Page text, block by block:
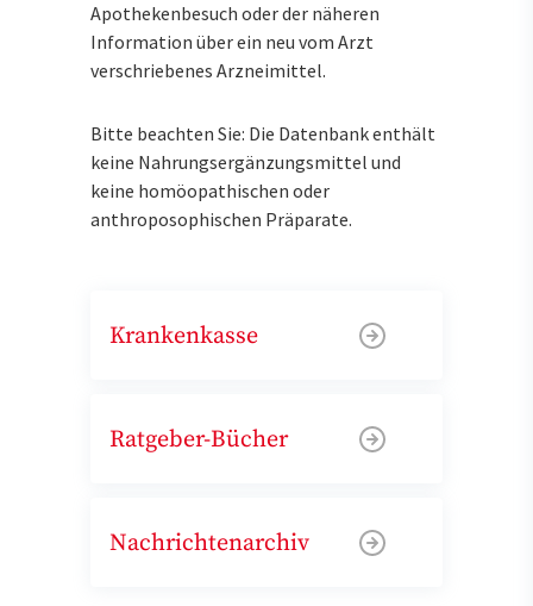
Apothekenbesuch oder der näheren
Information über ein neu vom Arzt
verschriebenes Arzneimittel.
Bitte beachten Sie: Die Datenbank enthält
keine Nahrungsergänzungsmittel und
keine homöopathischen oder
anthroposophischen Präparate.
Krankenkasse
Ratgeber-Bücher
Nachrichtenarchiv